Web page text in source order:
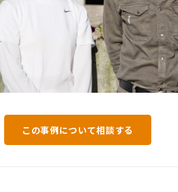
この事例について相談する